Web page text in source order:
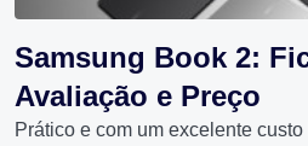
Samsung Book 2:
Avaliação e Preço
Prático e com um excelente